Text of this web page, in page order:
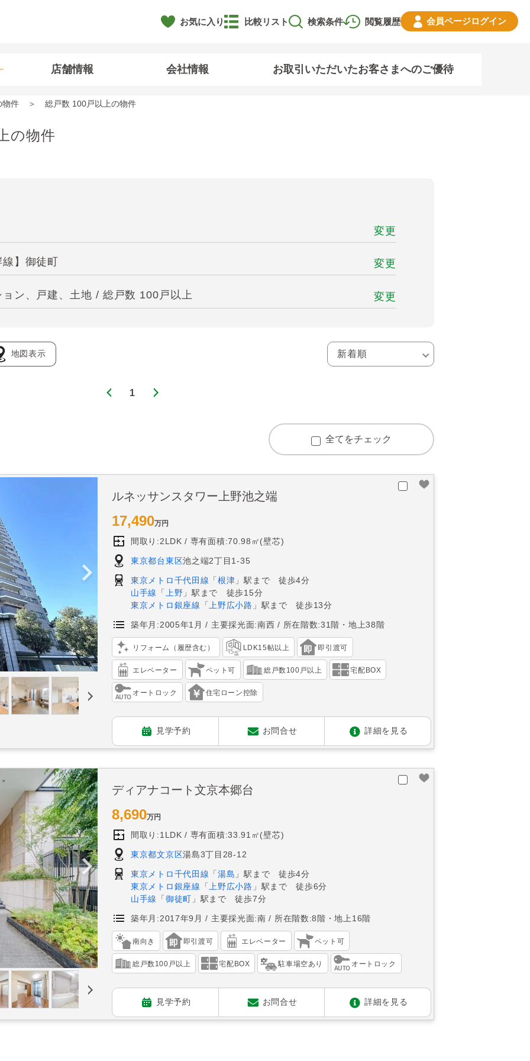
お気に入り 閲覧履歴
比較リスト 検索条件 会員ページログイン
店舗情報 会社情報 お取引いただいたお客さまへのご優待
物件 総戸数 100戸以上の物件
の物件
変更
】御徒町 変更
ン、戸建、土地 / 総戸数 100戸以上 変更
地図表示
1
全てをチェック
ルネッサンスタワー上野池之端
17,490万円
間取り:2LDK 専有面積:70.98㎡(壁芯)
東京都台東区池之端2丁目1-35
東京メトロ千代田線 「根津 」駅まで 徒歩4分
山手線
「 上野 」駅まで 徒歩15分
東京メトロ銀座線
「 上野広小路 」駅まで 徒歩13分
築年月:2005年1月 主要採光面:南西 所在階数:31階・地上38階
リフォーム（履歴含む） LDK15帖以上 即引渡可
エレベーター ペット可 総戸数100戸以上 宅配BOX
オートロック 住宅ローン控除
見学予約 お問合せ 詳細を見る
ディアナコート文京本郷台
8,690万円
間取り:1LDK 専有面積:33.91㎡(壁芯)
東京都文京区湯島3丁目28-12
東京メトロ千代田線 「湯島 」駅まで 徒歩4分
東京メトロ銀座線
「 上野広小路 」駅まで 徒歩6分
山手線
「 御徒町 」駅まで 徒歩7分
築年月:2017年9月 主要採光面:南 所在階数:8階・地上16階
南向き 即引渡可 エレベーター ペット可
総戸数100戸以上 宅配BOX 駐車場空あり オートロック
見学予約 お問合せ 詳細を見る